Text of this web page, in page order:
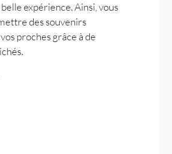
expérience. Ainsi, vous
des souvenirs
proches grâce à de